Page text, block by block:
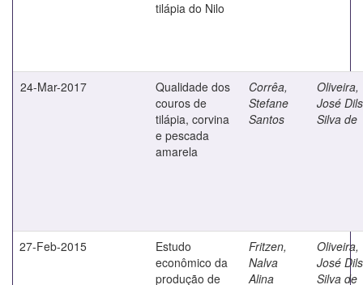
tilápia do Nilo
24-Mar-2017
Qualidade dos
couros de
tilápia, corvina
e pescada
amarela
Corrêa,
Stefane
Santos
Oliveira,
José
Silva de
27-Feb-2015
Estudo
econômico da
produção de
Fritzen,
Nalva
Alina
Oliveira,
José
Silva de